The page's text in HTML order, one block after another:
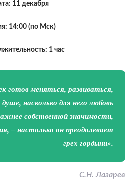
11 декабря
14:00 (по Мск)
1 час
готов меняться, развиваться,
насколько для него любовь
собственной значимости,
– настолько он преодолевает
грех гордыни».
С.Н. Лазарев